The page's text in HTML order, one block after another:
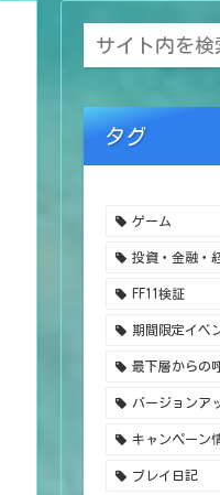
タグ
ゲーム
投資・金融・
FF11検証
期間限定イベ
最下層からの
バージョンア
キャンペーン
プレイ日記